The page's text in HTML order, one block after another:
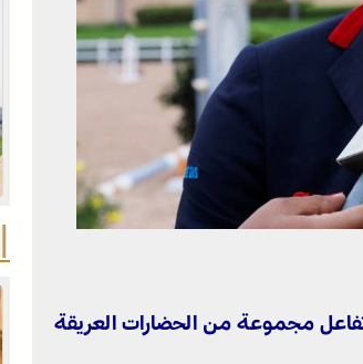
مجموعة من الحضارات العريقة